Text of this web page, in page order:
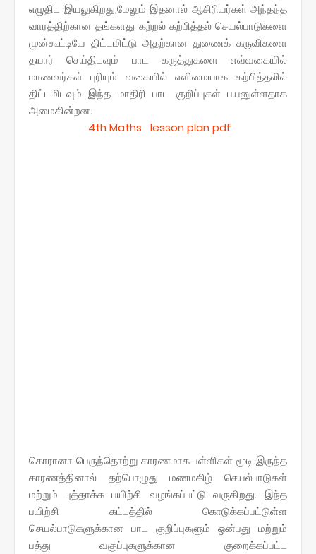
எழுதிட இயலுகிறது,மேலும் இதனால் ஆசிரியர்கள் அந்தந்த
வாரத்திற்கான தங்களது கற்றல் கற்பித்தல் செயல்பாடுகளை
முன்கூட்டியே திட்டமிட்டு அதற்கான துணைக் கருவிகளை
தயார் செய்திடவும் பாட கருத்துகளை எவ்வகையில்
மாணவர்கள் புரியும் வகையில் எளிமையாக கற்பித்தலில்
திட்டமிடவும் இந்த மாதிரி பாட குறிப்புகள் பயனுள்ளதாக
அமைகின்றன.
4th Maths lesson plan pdf
கொரானா பெருந்தொற்று காரணமாக பள்ளிகள் மூடி இருந்த
காரணத்தினால் தற்பொழுது மணமகிழ் செயல்பாடுகள்
மற்றும் புத்தாக்க பயிற்சி வழங்கப்பட்டு வருகிறது. இந்த
பயிற்சி கட்டத்தில் கொடுக்கப்பட்டுள்ள
செயல்பாடுகளுக்கான பாட குறிப்புகளும் ஒன்பது மற்றும்
பத்து வகுப்புகளுக்கான குறைக்கப்பட்ட